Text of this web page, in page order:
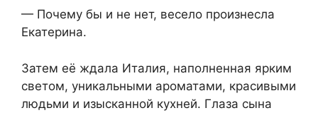
— Почему бы и не нет, весело произнесла
Екатерина.
Затем её ждала Италия, наполненная ярким
светом, уникальными ароматами, красивыми
людьми и изысканной кухней. Глаза сына